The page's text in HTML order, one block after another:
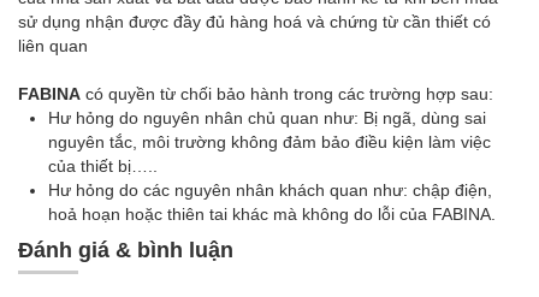
sử dụng nhận được đầy đủ hàng hoá và chứng từ cần thiết có
liên quan
FABINA có quyền từ chối bảo hành trong các trường hợp sau:
Hư hỏng do nguyên nhân chủ quan như: Bị ngã, dùng sai
nguyên tắc, môi trường không đảm bảo điều kiện làm việc
của thiết bị…..
Hư hỏng do các nguyên nhân khách quan như: chập điện,
hoả hoạn hoặc thiên tai khác mà không do lỗi của FABINA.
Đánh giá & bình luận